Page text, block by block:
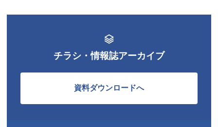
チラシ・情報誌アーカイブ
資料ダウンロードへ